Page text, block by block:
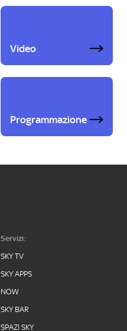
Video
Programmazione
Servizi:
SKY TV
SKY APPS
NOW
SKY BAR
SPAZI SKY